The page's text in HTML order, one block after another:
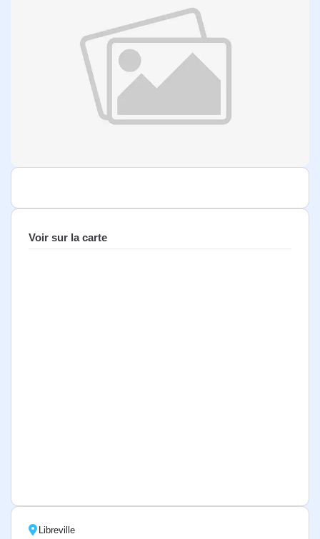
Voir sur la carte
Libreville